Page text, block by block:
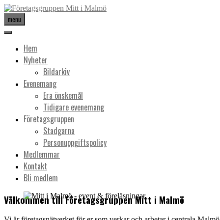
menu
Hem
Nyheter
Bildarkiv
Evenemang
Era önskemål
Tidigare evenemang
Företagsgruppen
Stadgarna
Personuppgiftspolicy
Medlemmar
Kontakt
Bli medlem
Välkommen till Företagsgruppen Mitt i Malmö